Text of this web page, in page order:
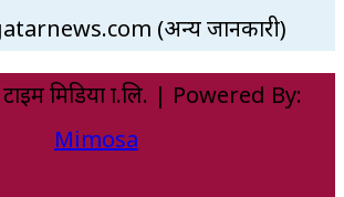
(अन्य जानकारी)
मिडिया प्रा.लि. | Powered By:
Mimosa